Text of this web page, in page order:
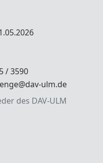
/ 3590
ulm.de
des DAV-ULM